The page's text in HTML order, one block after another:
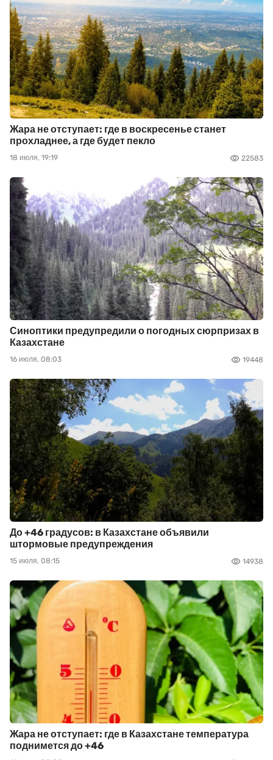
Жара не отступает: где в воскресенье станет
прохладнее, а где будет пекло
18 июля, 19:19 22583
Синоптики предупредили о погодных сюрпризах в
Казахстане
16 июля, 08:03 19448
До +46 градусов: в Казахстане объявили
штормовые предупреждения
15 июля, 08:15 14938
Жара не отступает: где в Казахстане температура
поднимется до +46